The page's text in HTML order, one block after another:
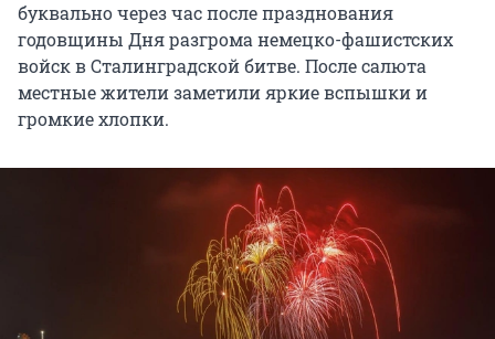
буквально через час после празднования
годовщины Дня разгрома немецко-фашистских
войск в Сталинградской битве. После салюта
местные жители заметили яркие вспышки и
громкие хлопки.